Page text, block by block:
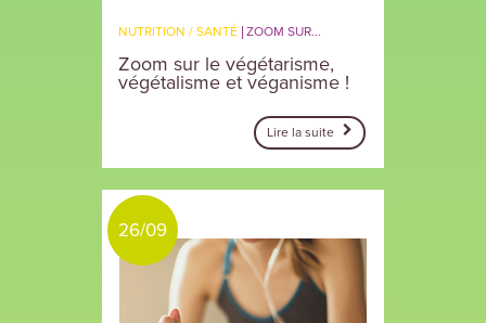
NUTRITION / SANTÉ ZOOM SUR...
Zoom sur le végétarisme,
végétalisme et véganisme !
Lire la suite
26/09